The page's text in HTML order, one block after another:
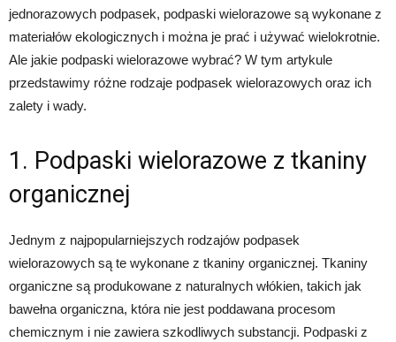
jednorazowych podpasek, podpaski wielorazowe są wykonane z
materiałów ekologicznych i można je prać i używać wielokrotnie.
Ale jakie podpaski wielorazowe wybrać? W tym artykule
przedstawimy różne rodzaje podpasek wielorazowych oraz ich
zalety i wady.
1. Podpaski wielorazowe z tkaniny
organicznej
Jednym z najpopularniejszych rodzajów podpasek
wielorazowych są te wykonane z tkaniny organicznej. Tkaniny
organiczne są produkowane z naturalnych włókien, takich jak
bawełna organiczna, która nie jest poddawana procesom
chemicznym i nie zawiera szkodliwych substancji. Podpaski z